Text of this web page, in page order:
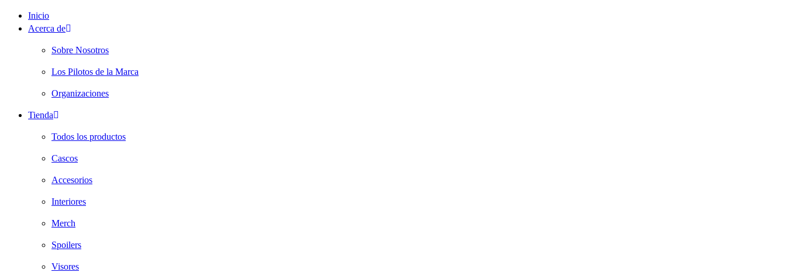
Inicio
Acerca de
Sobre Nosotros
Los Pilotos de la Marca
Organizaciones
Tienda
Todos los productos
Cascos
Accesorios
Interiores
Merch
Spoilers
Visores